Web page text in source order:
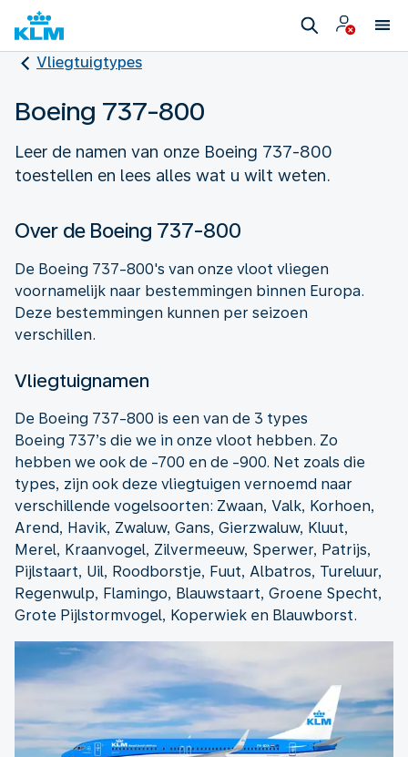
Vliegtuigtypes
Boeing 737-800
Leer de namen van onze Boeing 737-800
toestellen en lees alles wat u wilt weten.
Over de Boeing 737-800
De Boeing 737-800's van onze vloot vliegen
voornamelijk naar bestemmingen binnen Europa.
Deze bestemmingen kunnen per seizoen
verschillen.
Vliegtuignamen
De Boeing 737-800 is een van de 3 types
Boeing 737’s die we in onze vloot hebben. Zo
hebben we ook de -700 en de -900. Net zoals die
types, zijn ook deze vliegtuigen vernoemd naar
verschillende vogelsoorten: Zwaan, Valk, Korhoen,
Arend, Havik, Zwaluw, Gans, Gierzwaluw, Kluut,
Merel, Kraanvogel, Zilvermeeuw, Sperwer, Patrijs,
Pijlstaart, Uil, Roodborstje, Fuut, Albatros, Tureluur,
Regenwulp, Flamingo, Blauwstaart, Groene Specht,
Grote Pijlstormvogel, Koperwiek en Blauwborst.